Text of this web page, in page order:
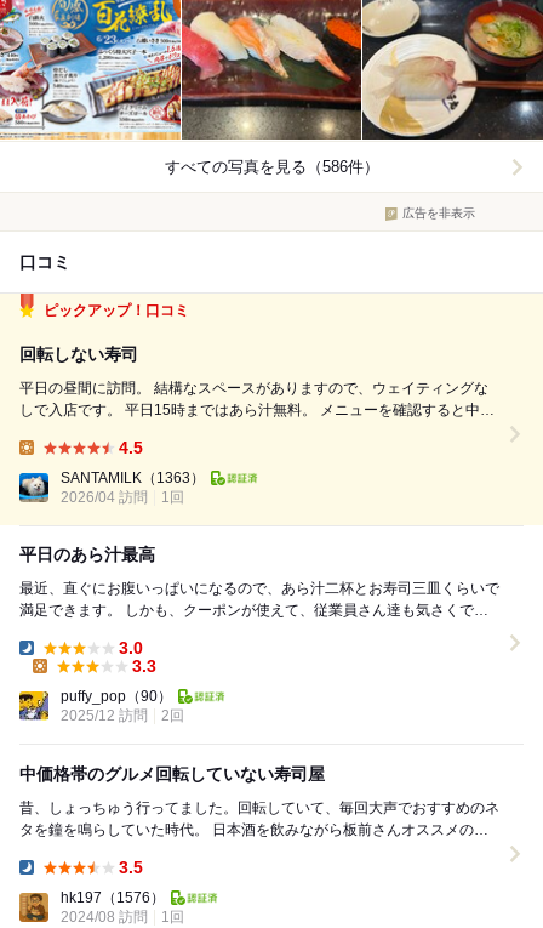
すべての写真を見る（586件）
広告を非表示
口コミ
ピックアップ！口コミ
回転しない寿司
平日の昼間に訪問。 結構なスペースがありますので、ウェイティングな
しで入店です。 平日15時まではあら汁無料。 メニューを確認すると中椀
ビスですねー。 もずくの味噌汁も用意されていますので、あら汁苦手な
自分も大丈夫で...
4.5
SANTAMILK （1363）
2026/04 訪問
1回
平日のあら汁最高
最近、直ぐにお腹いっぱいになるので、あら汁二杯とお寿司三皿くらいで
満足できます。 しかも、クーポンが使えて、従業員さん達も気さくで、
Dinner:
3.0
3.3
puffy_pop （90）
2025/12 訪問
2回
中価格帯のグルメ回転していない寿司屋
昔、しょっちゅう行ってました。回転していて、毎回大声でおすすめのネ
タを鐘を鳴らしていた時代。 日本酒を飲みながら板前さんオススメの旬
3.5
hk197 （1576）
2024/08 訪問
1回